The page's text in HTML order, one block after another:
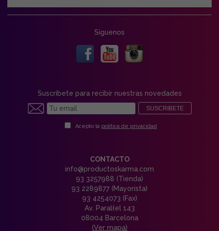
Síguenos
Suscríbete para recibir nuestras novedades
SUSCRIBETE
Acepto la política de privacidad
CONTACTO
info@productoskarma.com
93 3257988 (Tienda)
93 2289877 (Mayorista)
93 4254073 (Fax)
Av. Paral·lel 143
08004 Barcelona
(Ver mapa)